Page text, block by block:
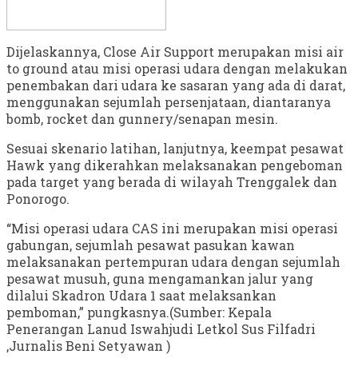
Dijelaskannya, Close Air Support merupakan misi air
to ground atau misi operasi udara dengan melakukan
penembakan dari udara ke sasaran yang ada di darat,
menggunakan sejumlah persenjataan, diantaranya
bomb, rocket dan gunnery/senapan mesin.
Sesuai skenario latihan, lanjutnya, keempat pesawat
Hawk yang dikerahkan melaksanakan pengeboman
pada target yang berada di wilayah Trenggalek dan
Ponorogo.
“Misi operasi udara CAS ini merupakan misi operasi
gabungan, sejumlah pesawat pasukan kawan
melaksanakan pertempuran udara dengan sejumlah
pesawat musuh, guna mengamankan jalur yang
dilalui Skadron Udara 1 saat melaksankan
pemboman,” pungkasnya.(Sumber: Kepala
Penerangan Lanud Iswahjudi Letkol Sus Filfadri
,Jurnalis Beni Setyawan )